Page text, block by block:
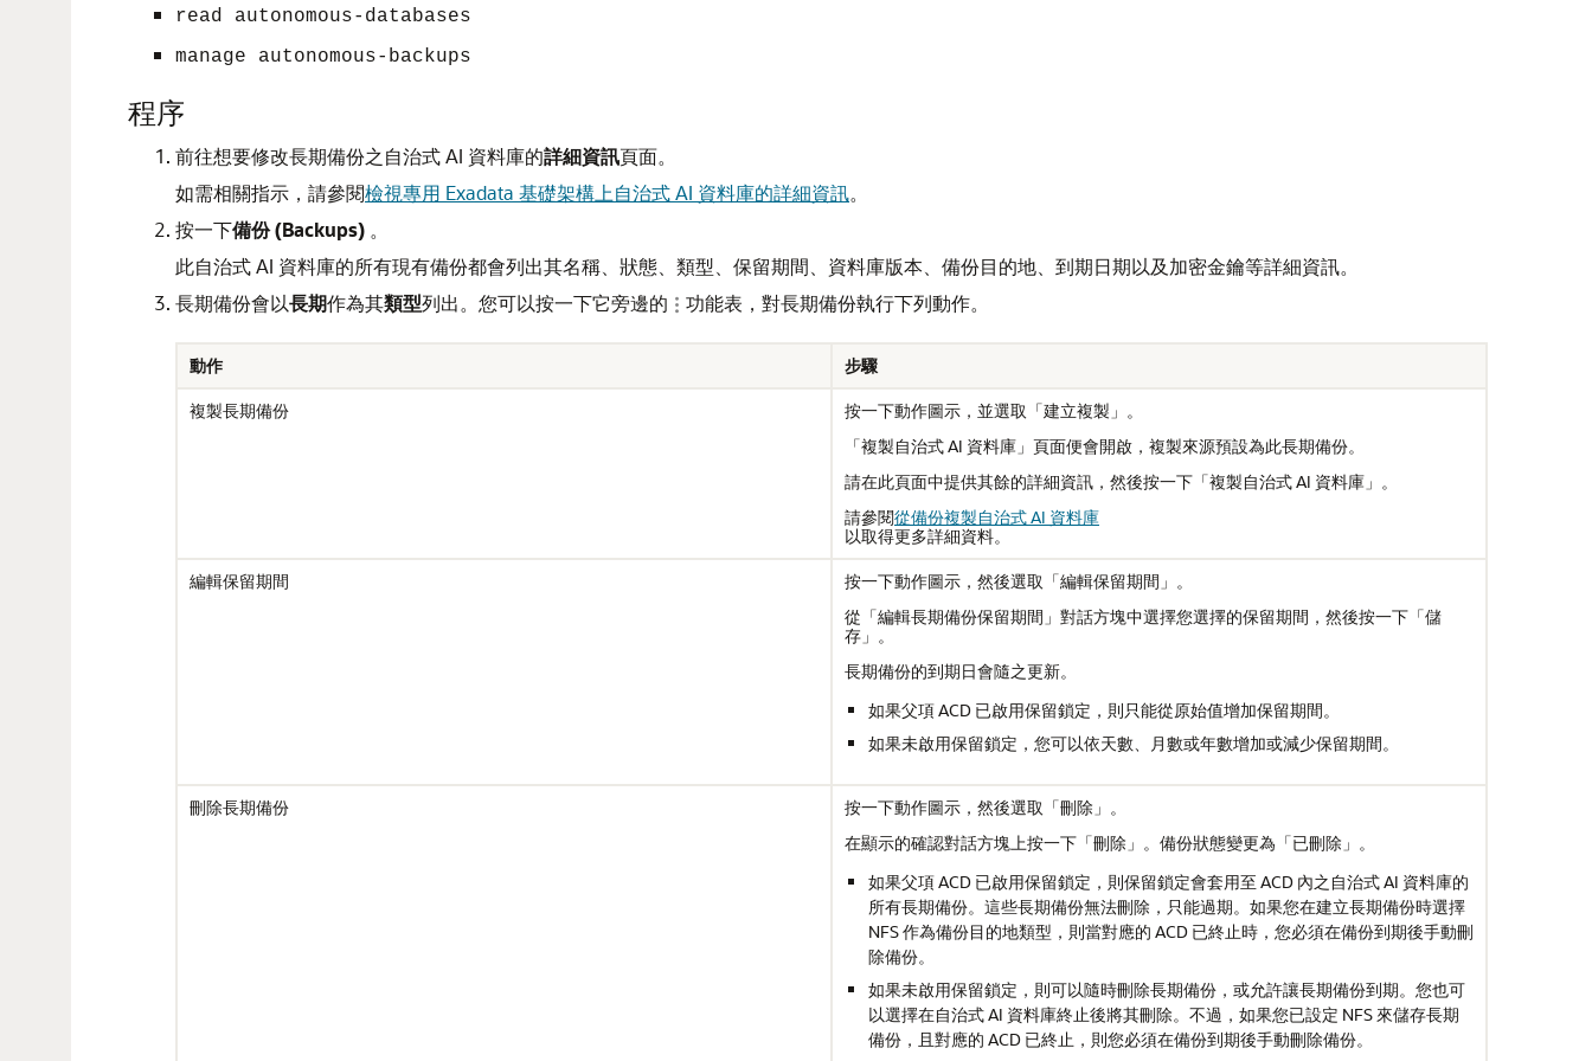
read autonomous-databases
manage autonomous-backups
程序
前往想要修改長期備份之自治式 AI 資料庫的詳細資訊頁面。
如需相關指示，請參閱檢視專用 Exadata 基礎架構上自治式 AI 資料庫的詳細資訊。
按一下備份 (Backups) 。
此自治式 AI 資料庫的所有現有備份都會列出其名稱、狀態、類型、保留期間、資料庫版本、備份目的地、到期日期以及加密金鑰等詳細資訊。
長期備份會以長期作為其類型列出。您可以按一下它旁邊的 功能表，對長期備份執行下列動作。
動作
步驟
複製長期備份
按一下動作圖示，並選取「建立複製」。
「複製自治式 AI 資料庫」頁面便會開啟，複製來源預設為此長期備份。
請在此頁面中提供其餘的詳細資訊，然後按一下「複製自治式 AI 資料庫」。
請參閱從備份複製自治式 AI 資料庫
以取得更多詳細資料。
編輯保留期間
按一下動作圖示，然後選取「編輯保留期間」。
從「編輯長期備份保留期間」對話方塊中選擇您選擇的保留期間，然後按一下「儲
存」。
長期備份的到期日會隨之更新。
如果父項 ACD 已啟用保留鎖定，則只能從原始值增加保留期間。
如果未啟用保留鎖定，您可以依天數、月數或年數增加或減少保留期間。
刪除長期備份
按一下動作圖示，然後選取「刪除」。
在顯示的確認對話方塊上按一下「刪除」。備份狀態變更為「已刪除」。
如果父項 ACD 已啟用保留鎖定，則保留鎖定會套用至 ACD 內之自治式 AI 資料庫的
所有長期備份。這些長期備份無法刪除，只能過期。如果您在建立長期備份時選擇
NFS 作為備份目的地類型，則當對應的 ACD 已終止時，您必須在備份到期後手動刪
除備份。
如果未啟用保留鎖定，則可以隨時刪除長期備份，或允許讓長期備份到期。您也可
以選擇在自治式 AI 資料庫終止後將其刪除。不過，如果您已設定 NFS 來儲存長期
備份，且對應的 ACD 已終止，則您必須在備份到期後手動刪除備份。